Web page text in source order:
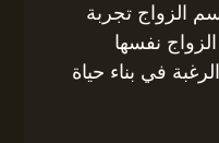
الزواج تجربة
نفسها
في بناء حياة